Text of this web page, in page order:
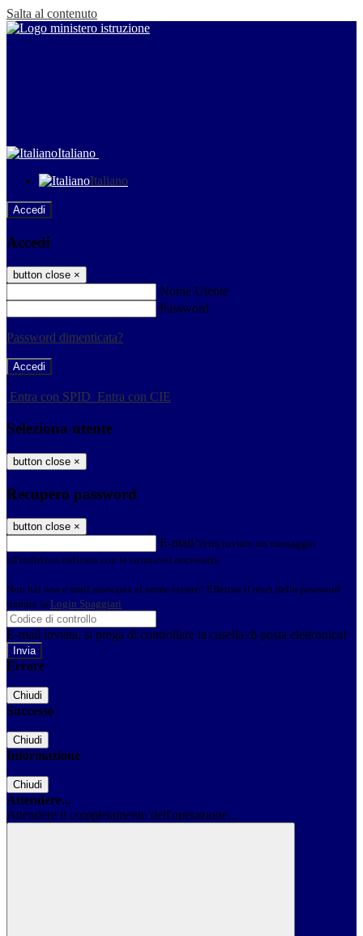
Salta al contenuto
Italiano
Italiano
Accedi
Accedi
button close ×
Nome Utente
Password
Password dimenticata?
-
Entra con SPID Entra con CIE
Seleziona utente
button close ×
Recupero password
button close ×
E-mail Verrà inviato un messaggio
all'indirizzo indicato con le istruzioni necessarie.
Non hai una e-mail associata al nome utente? Effettua il reset della password
tramite la Login Spaggiari
E-mail inviata, si prega di controllare la casella di posta elettronica!
Errore
Chiudi
Successo
Chiudi
Informazione
Chiudi
Attendere...
Attendere il completamento dell'operazione...